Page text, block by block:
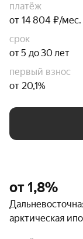
платёж
от 14 804 ₽/мес.
срок
от 5 до 30 лет
первый взнос
от 20,1%
от 1,8%
арктическая